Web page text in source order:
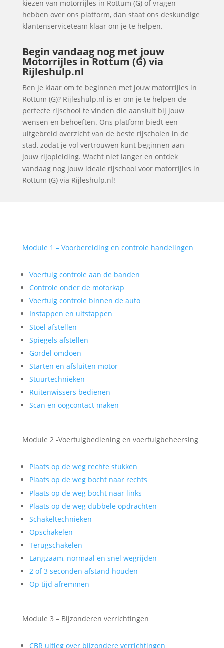
kiezen van motorrijles in Rottum (G) of vragen
hebben over ons platform, dan staat ons deskundige
klantenserviceteam klaar om je te helpen.
Begin vandaag nog met jouw
Motorrijles in Rottum (G) via
Rijleshulp.nl
Ben je klaar om te beginnen met jouw motorrijles in
Rottum (G)? Rijleshulp.nl is er om je te helpen de
perfecte rijschool te vinden die aansluit bij jouw
wensen en behoeften. Ons platform biedt een
uitgebreid overzicht van de beste rijscholen in de
stad, zodat je vol vertrouwen kunt beginnen aan
jouw rijopleiding. Wacht niet langer en ontdek
vandaag nog jouw ideale rijschool voor motorrijles in
Rottum (G) via Rijleshulp.nl!
Module 1 – Voorbereiding en controle handelingen
Voertuig controle aan de banden
Controle onder de motorkap
Voertuig controle binnen de auto
Instappen en uitstappen
Stoel afstellen
Spiegels afstellen
Gordel omdoen
Starten en afsluiten motor
Stuurtechnieken
Ruitenwissers bedienen
Scan en oogcontact maken
Module 2 -Voertuigbediening en voertuigbeheersing
Plaats op de weg rechte stukken
Plaats op de weg bocht naar rechts
Plaats op de weg bocht naar links
Plaats op de weg dubbele opdrachten
Schakeltechnieken
Opschakelen
Terugschakelen
Langzaam, normaal en snel wegrijden
2 of 3 seconden afstand houden
Op tijd afremmen
Module 3 – Bijzonderen verrichtingen
CBR uitleg over bijzondere verrichtingen